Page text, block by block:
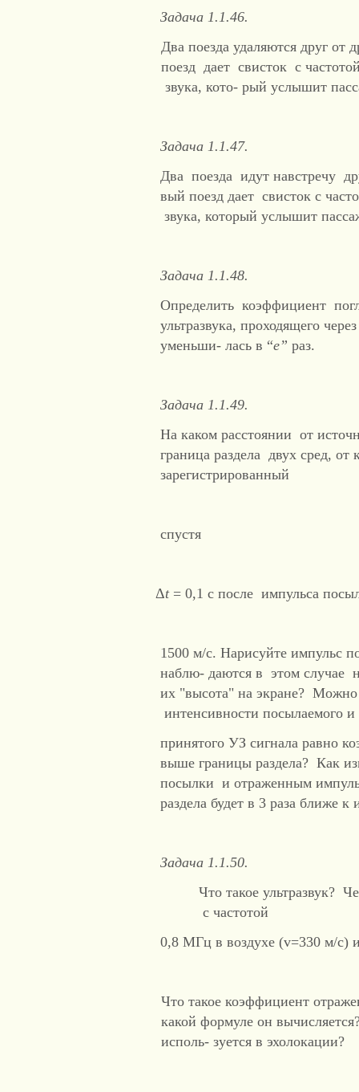
Задача 1.1.46.
Два поезда удаляются друг
поезд дает свисток с
звука, кото- рый услышит
Задача 1.1.47.
Два поезда идут навстречу
вый поезд дает свисток с
звука, который услышит
Задача 1.1.48.
Определить коэффициент
ультразвука, проходящего
уменьши- лась в “е”раз.
Задача 1.1.49.
На каком расстоянии от
граница раздела двух сред, от
зарегистрированный
спустя
Δt= 0,1 с после импульса
1500 м/с. Нарисуйте импульс
наблю- даются в этом случае
их "высота" на экране?
интенсивности посылаемого и
принятого УЗ сигнала равно
выше границы раздела? Как
посылки и отраженным
раздела будет в 3 раза ближе
Задача 1.1.50.
Что такое ультразвук?
c частотой
0,8 МГц в воздухе (v=330 м/c)
Что такое коэффициент
какой формуле он
исполь- зуется в эхолокации?